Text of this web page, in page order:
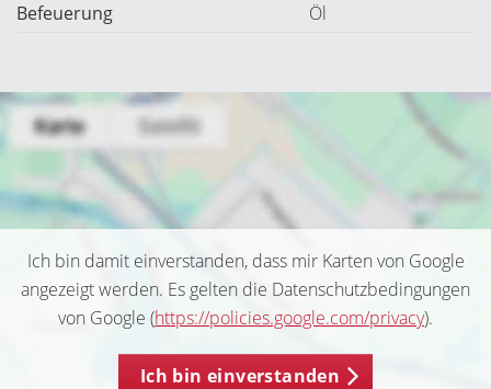
Befeuerung
Öl
Ich bin damit einverstanden, dass mir Karten von Google
angezeigt werden. Es gelten die Datenschutzbedingungen
von Google (https://policies.google.com/privacy).
Ich bin einverstanden